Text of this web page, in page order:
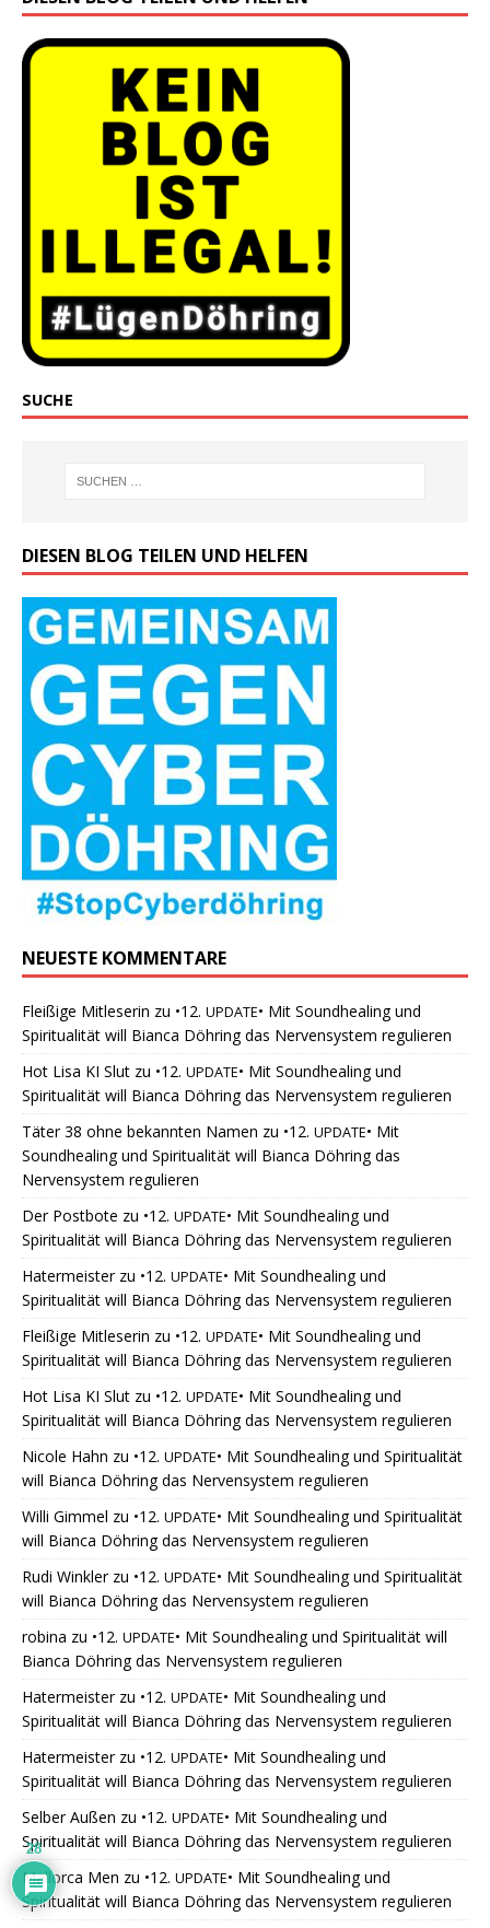
SUCHE
DIESEN BLOG TEILEN UND HELFEN
NEUESTE KOMMENTARE
Fleißige Mitleserin zu •12. UPDATE• Mit Soundhealing und
Spiritualität will Bianca Döhring das Nervensystem regulieren
Hot Lisa KI Slut zu •12. UPDATE• Mit Soundhealing und
Spiritualität will Bianca Döhring das Nervensystem regulieren
Täter 38 ohne bekannten Namen zu •12. UPDATE• Mit
Soundhealing und Spiritualität will Bianca Döhring das
Nervensystem regulieren
Der Postbote zu •12. UPDATE• Mit Soundhealing und
Spiritualität will Bianca Döhring das Nervensystem regulieren
Hatermeisterzu •12. UPDATE• Mit Soundhealing und
Spiritualität will Bianca Döhring das Nervensystem regulieren
Fleißige Mitleserin zu •12. UPDATE• Mit Soundhealing und
Spiritualität will Bianca Döhring das Nervensystem regulieren
Hot Lisa KI Slut zu •12. UPDATE• Mit Soundhealing und
Spiritualität will Bianca Döhring das Nervensystem regulieren
Nicole Hahn zu •12. UPDATE• Mit Soundhealing und Spiritualität
will Bianca Döhring das Nervensystem regulieren
Willi Gimmel zu •12. UPDATE• Mit Soundhealing und Spiritualität
will Bianca Döhring das Nervensystem regulieren
Rudi Winklerzu •12. UPDATE• Mit Soundhealing und Spiritualität
will Bianca Döhring das Nervensystem regulieren
robina zu •12. UPDATE• Mit Soundhealing und Spiritualität will
Bianca Döhring das Nervensystem regulieren
Hatermeisterzu •12. UPDATE• Mit Soundhealing und
Spiritualität will Bianca Döhring das Nervensystem regulieren
Hatermeisterzu •12. UPDATE• Mit Soundhealing und
Spiritualität will Bianca Döhring das Nervensystem regulieren
Selber Außen zu •12. UPDATE• Mit Soundhealing und
Spiritualität will Bianca Döhring das Nervensystem regulieren
Mallorca Men zu •12. UPDATE• Mit Soundhealing und
Spiritualität will Bianca Döhring das Nervensystem regulieren
28